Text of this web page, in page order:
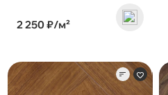
2 250 ₽/м²